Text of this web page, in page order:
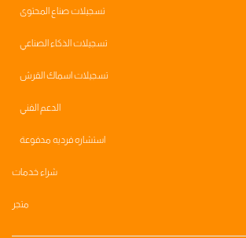
تسجيلات صناع المحتوى
تسجيلات الذكاء الصناعي
تسجيلات اسماك القرش
الدعم الفني
استشاره فرديه مدفوعة
شراء خدمات
متجر